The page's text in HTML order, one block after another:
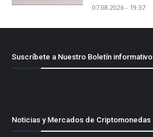
07.08.2026 - 19:37
Suscríbete a Nuestro Boletín informativo
Noticias y Mercados de Criptomonedas